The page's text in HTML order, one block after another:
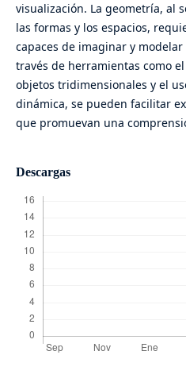
visualización. La geometría, al
las formas y los espacios,
capaces de imaginar y
través de herramientas como
objetos tridimensionales y el
dinámica, se pueden facilitar
que promuevan una
Descargas